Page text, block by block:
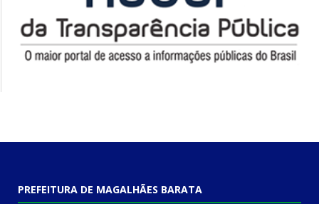
PREFEITURA DE MAGALHÃES BARATA